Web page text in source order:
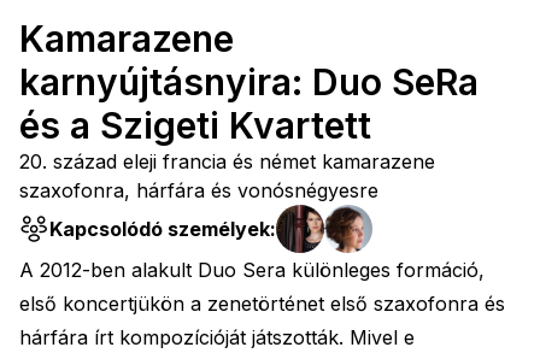
Kamarazene
karnyújtásnyira: Duo SeRa
és a Szigeti Kvartett
20. század eleji francia és német kamarazene
szaxofonra, hárfára és vonósnégyesre
Kapcsolódó személyek:
A 2012-ben alakult Duo Sera különleges formáció,
első koncertjükön a zenetörténet első szaxofonra és
hárfára írt kompozícióját játszották. Mivel e